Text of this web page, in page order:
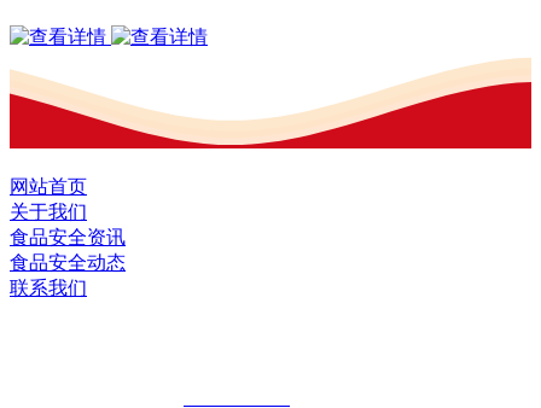
网站首页
关于我们
食品安全资讯
食品安全动态
联系我们